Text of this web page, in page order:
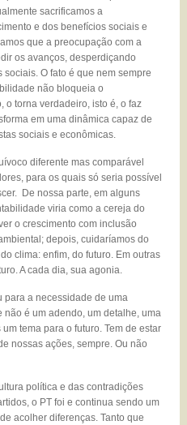
sacrificamos a
e dos benefícios sociais e
que a preocupação com a
os avanços, desperdiçando
O fato é que nem sempre
não bloqueia o
o torna verdadeiro, isto é, o faz
em uma dinâmica capaz de
sociais e econômicas.
diferente mas comparável
para os quais só seria possível
De nossa parte, em alguns
viria como a cereja do
o crescimento com inclusão
depois, cuidaríamos do
clima: enfim, do futuro. Em outras
A cada dia, sua agonia.
para a necessidade de uma
não é um adendo, um detalhe, uma
tema para o futuro. Tem de estar
nossas ações, sempre. Ou não
política e das contradições
o PT foi e continua sendo um
acolher diferenças. Tanto que